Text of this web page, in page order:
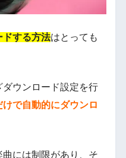
ドする方法はとっても
ウンロード設定を行
で自動的にダウンロ
には制限があり、そ